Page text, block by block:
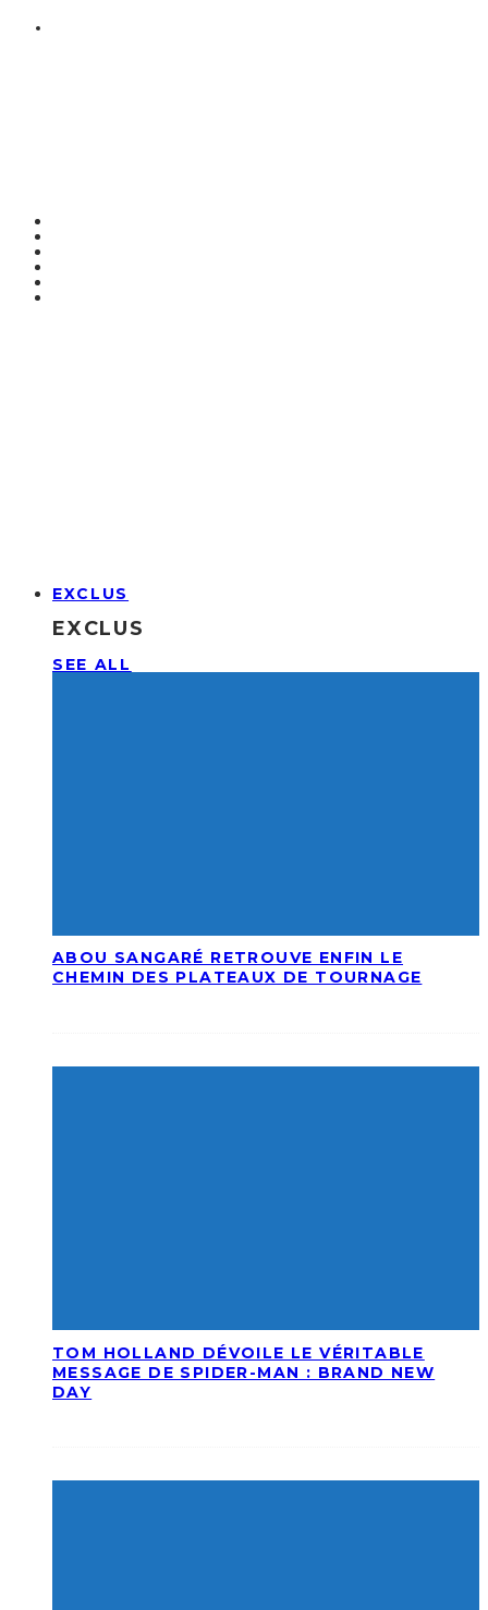
EXCLUS
EXCLUS
SEE ALL
ABOU SANGARÉ RETROUVE ENFIN LE
CHEMIN DES PLATEAUX DE TOURNAGE
TOM HOLLAND DÉVOILE LE VÉRITABLE
MESSAGE DE SPIDER-MAN : BRAND NEW
DAY